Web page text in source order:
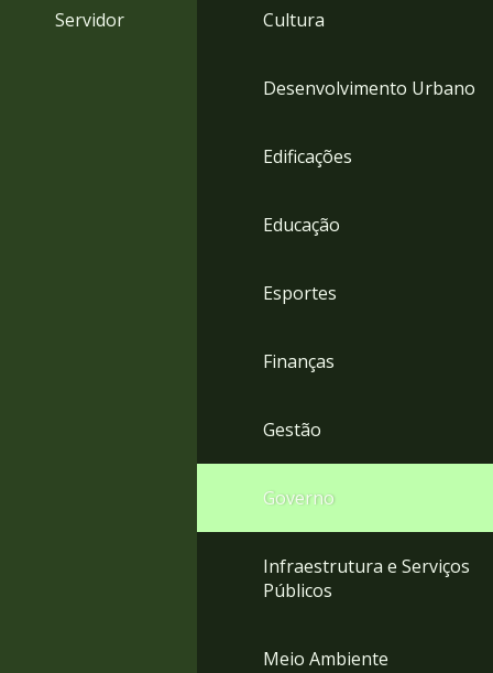
Servidor Cultura
Desenvolvimento Urbano
Edificações
Educação
Esportes
Finanças
Gestão
Governo
Infraestrutura e Serviços
Públicos
Meio Ambiente